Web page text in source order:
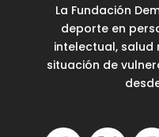
La Fundación
deporte en
intelectual, salud
situación de